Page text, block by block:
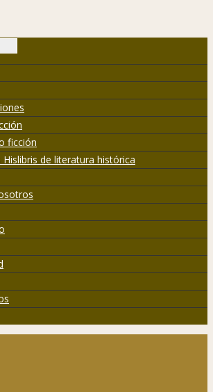
ficción
Hislibris de literatura histórica